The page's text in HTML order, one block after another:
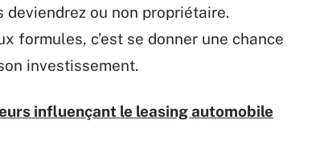
ou non propriétaire.
formules, c’est se donner une chance
investissement.
influençant le leasing automobile